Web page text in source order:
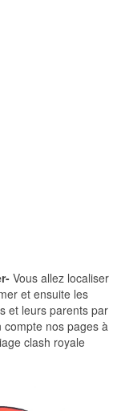
Vous allez localiser
et ensuite les
et leurs parents par
nos pages à
clash royale